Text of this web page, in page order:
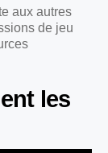
aux autres
de jeu
les